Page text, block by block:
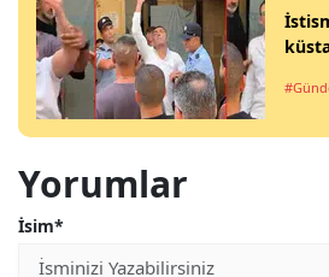
Yorumlar
İsim*